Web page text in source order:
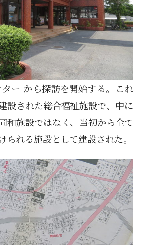
ー から探訪を開始する。これ
設された総合福祉施設で、中に
和施設ではなく、当初から全て
られる施設として建設された。